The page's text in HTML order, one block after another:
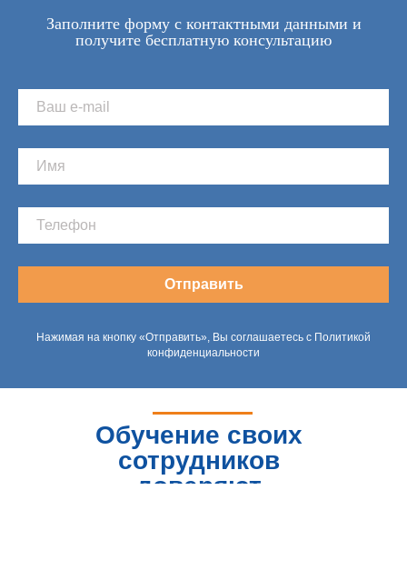
Заполните форму с контактными данными и
получите бесплатную консультацию
Отправить
Нажимая на кнопку «Отправить», Вы соглашаетесь с Политикой
конфиденциальности
Обучение своих
сотрудников
доверяют